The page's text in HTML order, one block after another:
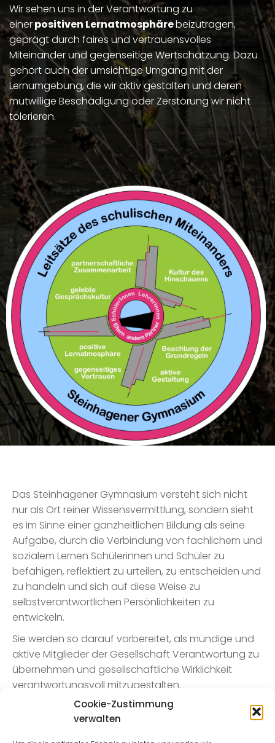
Cookie-Zustimmung
verwalten
Wir sehen uns in der Verantwortung zu
einerpositiven Lernatmosphärebeizutragen,
geprägt durch faires und vertrauensvolles
Miteinander und gegenseitige Wertschätzung. Dazu
gehört auch der umsichtige Umgang mit der
Lernumgebung, die wir aktiv gestalten und deren
mutwillige Beschädigung oder Zerstörung wir nicht
tolerieren.
Das Steinhagener Gymnasium versteht sich nicht
nur als Ort reiner Wissensvermittlung, sondern sieht
es im Sinne einer ganzheitlichen Bildung als seine
Aufgabe, durch die Verbindung von fachlichem und
sozialem Lernen Schülerinnen und Schüler zu
befähigen, reflektiert zu urteilen, zu entscheiden und
zu handeln und sich auf diese Weise zu
selbstverantwortlichen Persönlichkeiten zu
entwickeln.
Sie werden so darauf vorbereitet, als mündige und
aktive Mitglieder der Gesellschaft Verantwortung zu
übernehmen und gesellschaftliche Wirklichkeit
verantwortungsvoll mitzugestalten.
Mehr Informationen über unsere Leitsätze finden Sie